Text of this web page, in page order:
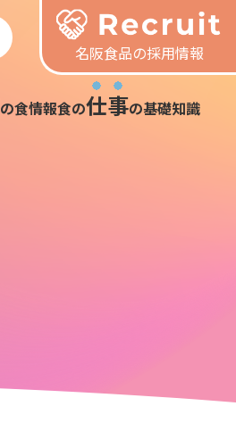
の食情報食の仕事の基礎知識
名阪食品の採用情報